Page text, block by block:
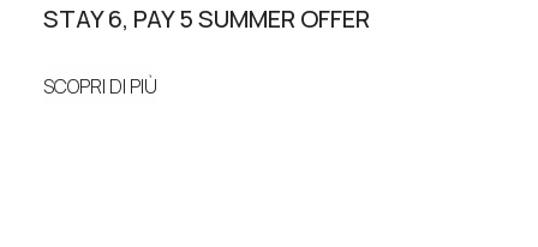
STAY 6, PAY 5 SUMMER OFFER
SCOPRI DI PIÙ